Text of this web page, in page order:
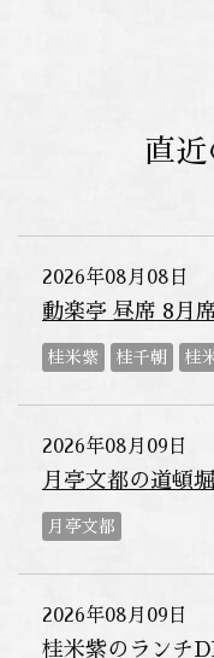
直
2026年08月08日
動楽亭 昼席 8月
桂米紫 桂千朝 桂
2026年08月09日
月亭文都の道頓
月亭文都
2026年08月09日
桂米紫のランチ